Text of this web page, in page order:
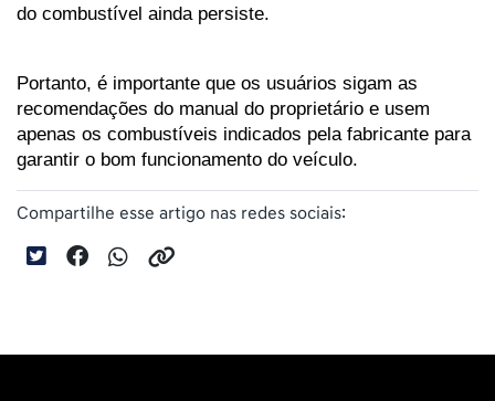
do combustível ainda persiste.
Portanto, é importante que os usuários sigam as
recomendações do manual do proprietário e usem
apenas os combustíveis indicados pela fabricante para
garantir o bom funcionamento do veículo.
Compartilhe esse artigo nas redes sociais: